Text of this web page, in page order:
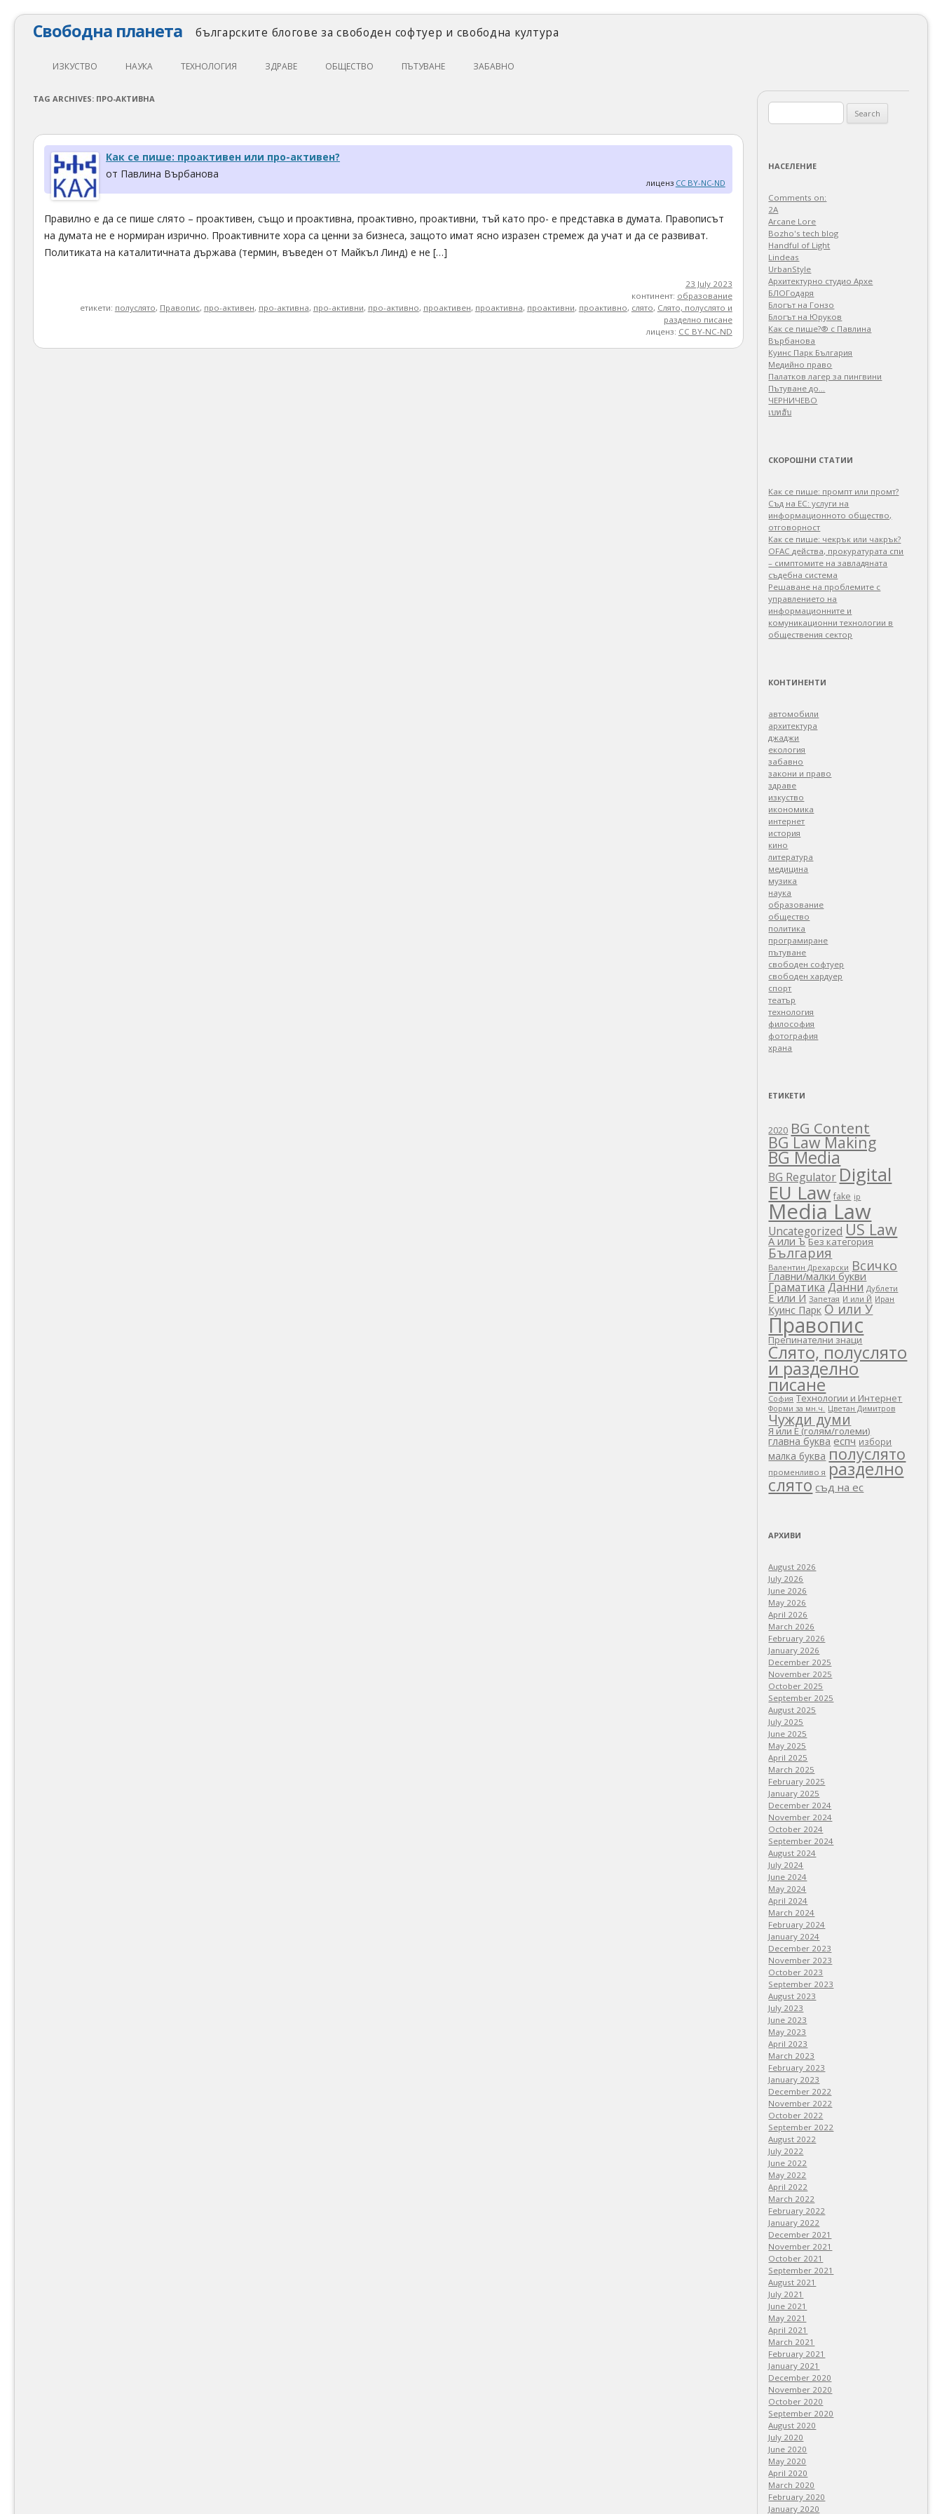
Свободна планета българските блогове за свободен софтуер и свободна култура
Skip
to
ИЗКУСТВО
КИНО
МУЗИКА
ФОТОГРАФИЯ
НАУКА
ФИЗИКА
ОБРАЗОВАНИЕ
ТЕХНОЛОГИЯ
СВОБОДЕН СОФТУЕР
СВОБОДЕН ХАРДУЕР
ДЖАДЖИ
ЗДРАВЕ ОБЩЕСТВО
ЦИФРОВИ ПРАВА
ПЪТУВАНЕ ЗАБАВНО
TAG ARCHIVES: ПРО-АКТИВНА
Как се пише: проактивен или про-активен?
от Павлина Върбанова
лиценз CC BY-NC-ND
Правилно е да се пише слято – проактивен, също и проактивна, проактивно, проактивни, тъй като про- е представка в думата. Правописът
на думата не е нормиран изрично. Проактивните хора са ценни за бизнеса, защото имат ясно изразен стремеж да учат и да се развиват.
Политиката на каталитичната държава (термин, въведен от Майкъл Линд) е не […]
23 July 2023
континент: образование
етикети: полуслято, Правопис, про-активен, про-активна, про-активни, про-активно, проактивен, проактивна, проактивни, проактивно, слято, Слято, полуслято и
разделно писане
лиценз: CC BY-NC-ND
for:
НАСЕЛЕНИЕ
Comments on:
2A
Arcane Lore
Bozho's tech blog
Handful of Light
Lindeas
UrbanStyle
Архитектурно студио Архе
БЛОГодаря
Блогът на Гонзо
Блогът на Юруков
Как се пише?® с Павлина
Върбанова
Куинс Парк България
Медийно право
Палатков лагер зa пингвини
Пътуване до…
ЧЕРНИЧЕВО
เบทฮับ
СКОРОШНИ СТАТИИ
Как се пише: промпт или промт?
Съд на ЕС: услуги на
информационното общество,
отговорност
Как се пише: чекрък или чакрък?
OFAC действа, прокуратурата спи
– симптомите на завладяната
съдебна система
Решаване на проблемите с
управлението на
информационните и
комуникационни технологии в
обществения сектор
КОНТИНЕНТИ
автомобили
архитектура
джаджи
екология
забавно
закони и право
здраве
изкуство
икономика
интернет
история
кино
литература
медицина
музика
наука
образование
общество
политика
програмиране
пътуване
свободен софтуер
свободен хардуер
спорт
театър
технология
философия
фотография
храна
ЕТИКЕТИ
2020 BG Content
BG Law Making
BG Media
BG Regulator Digital
EU Law fake ip
Media Law
Uncategorized US Law
А или Ъ Без категория
България
Валентин Дрехарски Всичко
Главни/малки букви
Граматика Данни Дублети
Е или И Запетая И или Й Иран
Куинс Парк О или У
Правопис
Препинателни знаци
Слято, полуслято
и разделно
писане
София Технологии и Интернет
Форми за мн.ч. Цветан Димитров
Чужди думи
Я или Е (голям/големи)
главна буква еспч избори
малка буква полуслято
променливо я разделно
слято съд на ес
АРХИВИ
August 2026
July 2026
June 2026
May 2026
April 2026
March 2026
February 2026
January 2026
December 2025
November 2025
October 2025
September 2025
August 2025
July 2025
June 2025
May 2025
April 2025
March 2025
February 2025
January 2025
December 2024
November 2024
October 2024
September 2024
August 2024
July 2024
June 2024
May 2024
April 2024
March 2024
February 2024
January 2024
December 2023
November 2023
October 2023
September 2023
August 2023
July 2023
June 2023
May 2023
April 2023
March 2023
February 2023
January 2023
December 2022
November 2022
October 2022
September 2022
August 2022
July 2022
June 2022
May 2022
April 2022
March 2022
February 2022
January 2022
December 2021
November 2021
October 2021
September 2021
August 2021
July 2021
June 2021
May 2021
April 2021
March 2021
February 2021
January 2021
December 2020
November 2020
October 2020
September 2020
August 2020
July 2020
June 2020
May 2020
April 2020
March 2020
February 2020
January 2020